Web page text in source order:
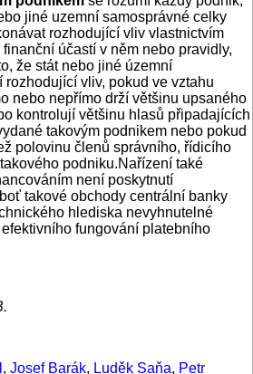
jiné uzemní samosprávné celky
rozhodující vliv vlastnictvím
účastí v něm nebo pravidly,
že stát nebo jiné územní
vliv, pokud ve vztahu
nebo nepřímo drží většinu upsaného
kontrolují většinu hlasů připadajících
takovým podnikem nebo pokud
polovinu členů správního, řídicího
podniku.Nařízení také
není poskytnutí
takové obchody centrální banky
hlediska nevyhnutelné
fungování platebního
, Josef Barák, Luděk Saňa, Petr